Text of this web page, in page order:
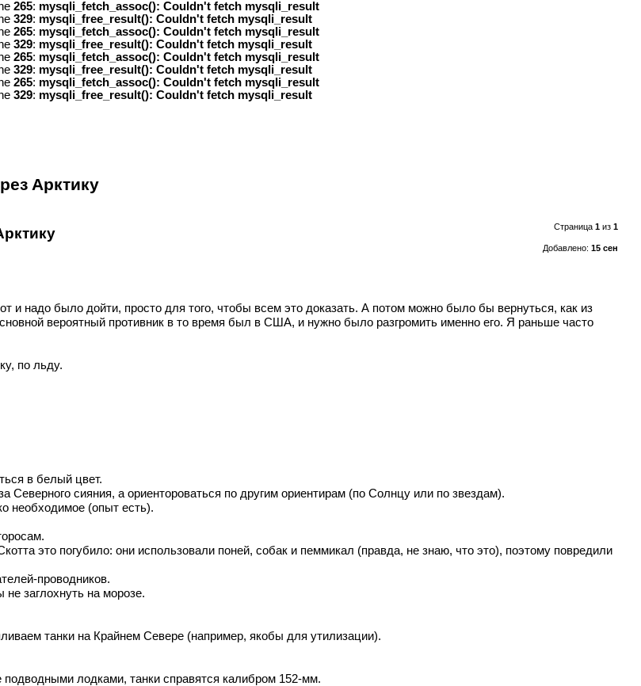
265: mysqli_fetch_assoc(): Couldn't fetch mysqli_result
329: mysqli_free_result(): Couldn't fetch mysqli_result
265: mysqli_fetch_assoc(): Couldn't fetch mysqli_result
329: mysqli_free_result(): Couldn't fetch mysqli_result
265: mysqli_fetch_assoc(): Couldn't fetch mysqli_result
329: mysqli_free_result(): Couldn't fetch mysqli_result
265: mysqli_fetch_assoc(): Couldn't fetch mysqli_result
329: mysqli_free_result(): Couldn't fetch mysqli_result
Арктику
Страница 1из 1
Добавлено: 15 сен
надо было дойти, просто для того, чтобы всем это доказать. А потом можно было бы вернуться, как из
вероятный противник в то время был в США, и нужно было разгромить именно его. Я раньше часто
по льду.
в белый цвет.
Северного сияния, а ориентороваться по другим ориентирам (по Солнцу или по звездам).
необходимое (опыт есть).
это погубило: они использовали поней, собак и пеммикал (правда, не знаю, что это), поэтому повредили
проводников.
заглохнуть на морозе.
танки на Крайнем Севере (например, якобы для утилизации).
лодками, танки справятся калибром 152-мм.